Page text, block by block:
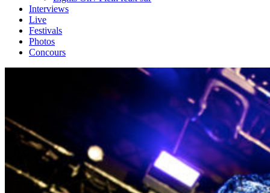
Interviews
Live
Festivals
Photos
Concours